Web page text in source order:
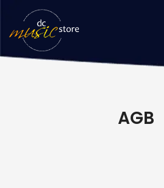
AGB